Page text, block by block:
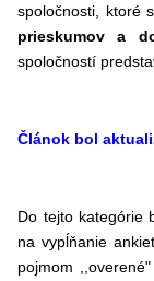
spoločnosti, ktoré
prieskumov a
spoločností
Článok bol
Do tejto kategórie
na vypĺňanie
pojmom